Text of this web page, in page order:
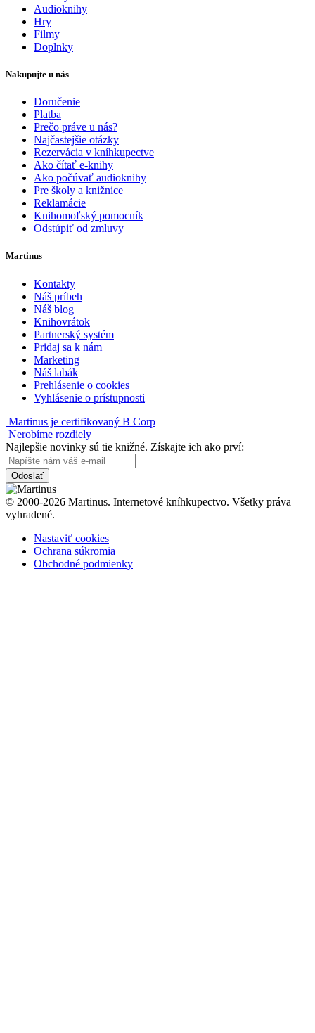
Audioknihy
Hry
Filmy
Doplnky
Nakupujte u nás
Doručenie
Platba
Prečo práve u nás?
Najčastejšie otázky
Rezervácia v kníhkupectve
Ako čítať e-knihy
Ako počúvať audioknihy
Pre školy a knižnice
Reklamácie
Knihomoľský pomocník
Odstúpiť od zmluvy
Martinus
Kontakty
Náš príbeh
Náš blog
Knihovrátok
Partnerský systém
Pridaj sa k nám
Marketing
Náš labák
Prehlásenie o cookies
Vyhlásenie o prístupnosti
Martinus je certifikovaný B Corp
Nerobíme rozdiely
Najlepšie novinky sú tie knižné. Získajte ich ako prví:
Odoslať
© 2000-2026 Martinus. Internetové kníhkupectvo. Všetky práva
vyhradené.
Nastaviť cookies
Ochrana súkromia
Obchodné podmienky